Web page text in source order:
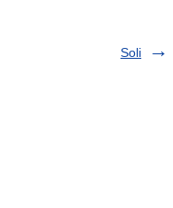
Soli